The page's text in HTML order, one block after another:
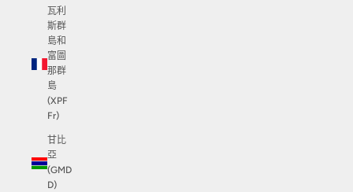
瓦利
斯群
島和
富圖
那群
島
(XPF
Fr)
甘比
亞
(GMD
D)